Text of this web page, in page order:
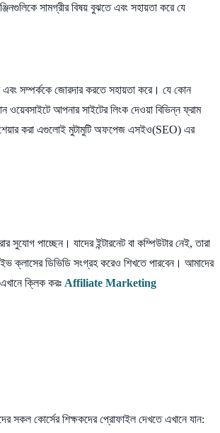
সামগ্রীর বিষয় বুঝতে এবং সহায়তা করে যে
সম্পর্ককে জোরদার করতে সহায়তা করে। যে কোন
আপনার সাইটের লিংক দেওয়া বিভিন্ন ফ্রাম
শেয়ার করা এগুলোই মুটামুটি অফপেজ এসইও(SEO) এর
পাচ্ছেন। যাদের ইন্টারনেট বা কম্পিউটার নেই, তারা
ক্লাসের ডিভিডি সংগ্রহ করেও শিখতে পারবেন। আমাদের
ক্লিক করঃ Affiliate Marketing
সকল কোর্সের শিক্ষকদের প্রোফাইল দেখতে এখানে যান: